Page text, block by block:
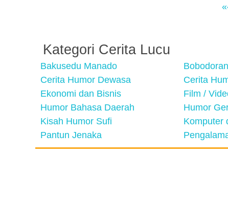
Kategori Cerita Lucu
Bakusedu Manado
Cerita Humor Dewasa
Cerita
Ekonomi dan Bisnis
Film /
Humor Bahasa Daerah
Humor
Kisah Humor Sufi
Komputer
Pantun Jenaka